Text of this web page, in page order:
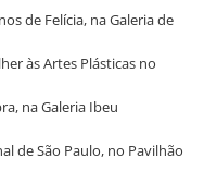
de Felícia, na Galeria de
às Artes Plásticas no
na Galeria Ibeu
de São Paulo, no Pavilhão